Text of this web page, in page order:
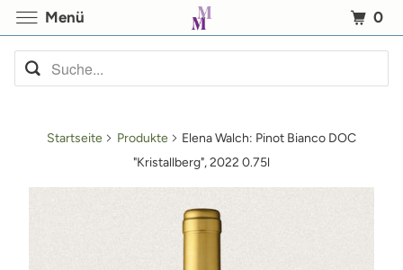
Startseite Produkte
Elena Walch: Pinot Bianco DOC
"Kristallberg", 2022 0.75l
Menü 0